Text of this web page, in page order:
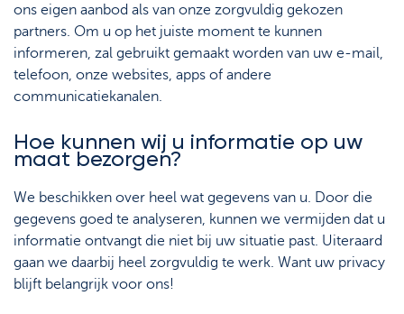
Platformen
Strategie & Analyse
Support
Documentcenter
Lexicon
ons eigen aanbod als van onze zorgvuldig gekozen
partners. Om u op het juiste moment te kunnen
informeren, zal gebruikt gemaakt worden van uw e-mail,
telefoon, onze websites, apps of andere
communicatiekanalen.
Hoe kunnen wij u informatie op uw
maat bezorgen?
We beschikken over heel wat gegevens van u. Door die
gegevens goed te analyseren, kunnen we vermijden dat u
informatie ontvangt die niet bij uw situatie past. Uiteraard
gaan we daarbij heel zorgvuldig te werk. Want uw privacy
blijft belangrijk voor ons!